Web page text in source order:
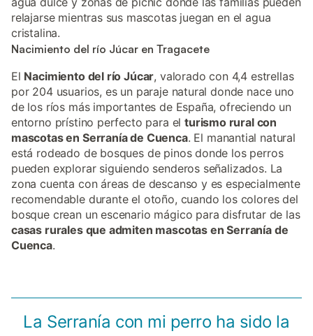
relajarse mientras sus mascotas juegan en el agua
cristalina.
Nacimiento del río Júcar en Tragacete
El Nacimiento del río Júcar, valorado con 4,4 estrellas
por 204 usuarios, es un paraje natural donde nace uno
de los ríos más importantes de España, ofreciendo un
entorno prístino perfecto para elturismo rural con
mascotas en Serranía de Cuenca. El manantial natural
está rodeado de bosques de pinos donde los perros
pueden explorar siguiendo senderos señalizados. La
zona cuenta con áreas de descanso y es especialmente
recomendable durante el otoño, cuando los colores del
bosque crean un escenario mágico para disfrutar de las
casas rurales que admiten mascotas en Serranía de
Cuenca.
La Serranía con mi perro ha sido la